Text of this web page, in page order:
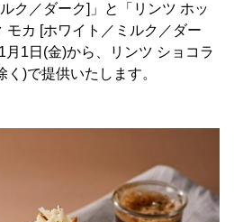
ク／ダーク]」と「リンツ ホッ
モカ [ホワイト／ミルク／ダー
1日(金)から、リンツ ショコラ
)で提供いたします。